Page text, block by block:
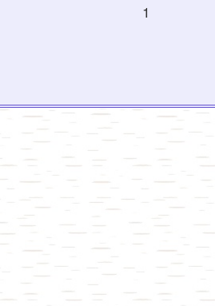
1